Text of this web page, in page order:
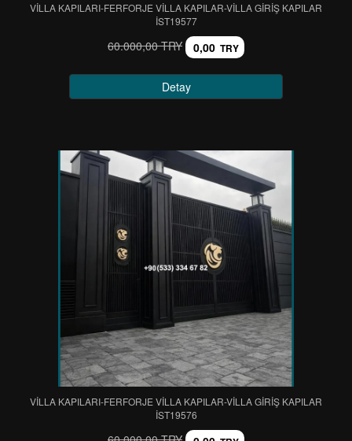
VİLLA KAPILARI-FERFORJE VİLLA KAPILAR-VİLLA GİRİŞ KAPILAR
IST19577
60.000,00 TRY 0,00 TRY
Detay
VİLLA KAPILARI-FERFORJE VİLLA KAPILAR-VİLLA GİRİŞ KAPILAR
IST19576